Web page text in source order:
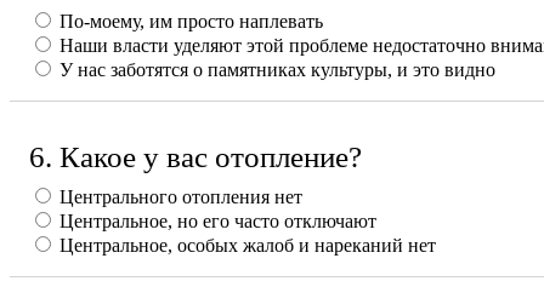
По-моему, им просто наплевать
Наши власти уделяют этой проблеме недостаточно
У нас заботятся о памятниках культуры, и это видно
6. Какое у вас отопление?
Центрального отопления нет
Центральное, но его часто отключают
Центральное, особых жалоб и нареканий нет